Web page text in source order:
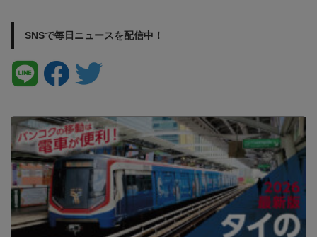
SNSで毎日ニュースを配信中！